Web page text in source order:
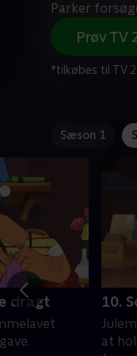
Parker
Prøv TV
*tilkøbes til TV
Sæson 1
dragt 10.
at